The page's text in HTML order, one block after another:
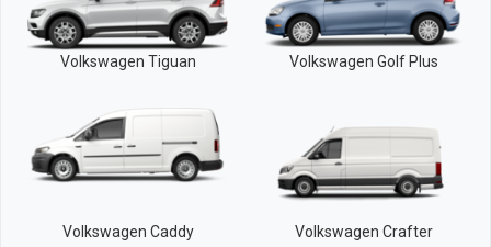
Volkswagen Tiguan Volkswagen Golf Plus
Volkswagen Caddy Volkswagen Crafter